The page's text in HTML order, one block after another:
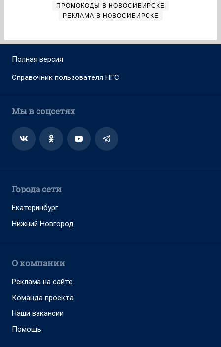
ПРОМОКОДЫ В НОВОСИБИРСКЕ
РЕКЛАМА В НОВОСИБИРСКЕ
Полная версия
Справочник пользователя НГС
Мы в соцсетях
Города сети
Екатеринбург
Нижний Новгород
О компании
Реклама на сайте
Команда проекта
Наши вакансии
Помощь